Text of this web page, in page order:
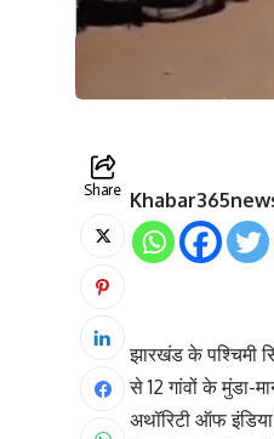
Share
झारखंड के पश्चिमी
से 12 गांवों के मुंडा-
अथॉरिटी ऑफ